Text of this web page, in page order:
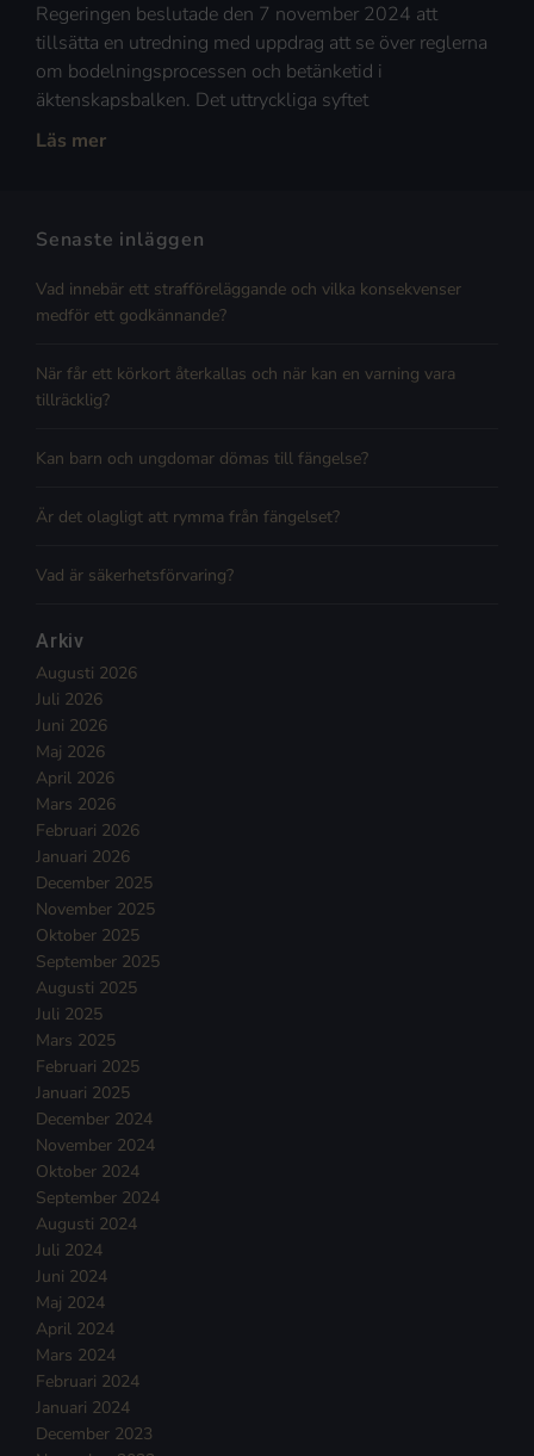
Regeringen beslutade den 7 november 2024 att
tillsätta en utredning med uppdrag att se över reglerna
om bodelningsprocessen och betänketid i
äktenskapsbalken. Det uttryckliga syftet
Läs mer
Senaste inläggen
Vad innebär ett strafföreläggande och vilka konsekvenser
medför ett godkännande?
När får ett körkort återkallas och när kan en varning vara
tillräcklig?
Kan barn och ungdomar dömas till fängelse?
Är det olagligt att rymma från fängelset?
Vad är säkerhetsförvaring?
Arkiv
Augusti 2026
Juli 2026
Juni 2026
Maj 2026
April 2026
Mars 2026
Februari 2026
Januari 2026
December 2025
November 2025
Oktober 2025
September 2025
Augusti 2025
Juli 2025
Mars 2025
Februari 2025
Januari 2025
December 2024
November 2024
Oktober 2024
September 2024
Augusti 2024
Juli 2024
Juni 2024
Maj 2024
April 2024
Mars 2024
Februari 2024
Januari 2024
December 2023